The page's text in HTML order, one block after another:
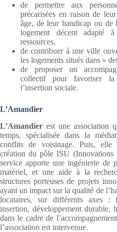
de permettre aux
précarisées en raison de
âge, de leur handicap ou de
logement décent adapté
ressources,
de contribuer à une ville
les logements situés dans «
de proposer un
collectif pour favoriser
l’insertion sociale.
L’Amandier
L’Amandierest une association
temps, spécialisée dans la
conflits de voisinage. Puis, elle
création du pôle ISU (Innovations
service apporte une ingénierie de
matériel, et une aide à la
structures porteuses de projets
ayant un impact sur la qualité de
locataires, sur différents axes :
insertion, développement durable,
dans le cadre de
l’association est intervenue.